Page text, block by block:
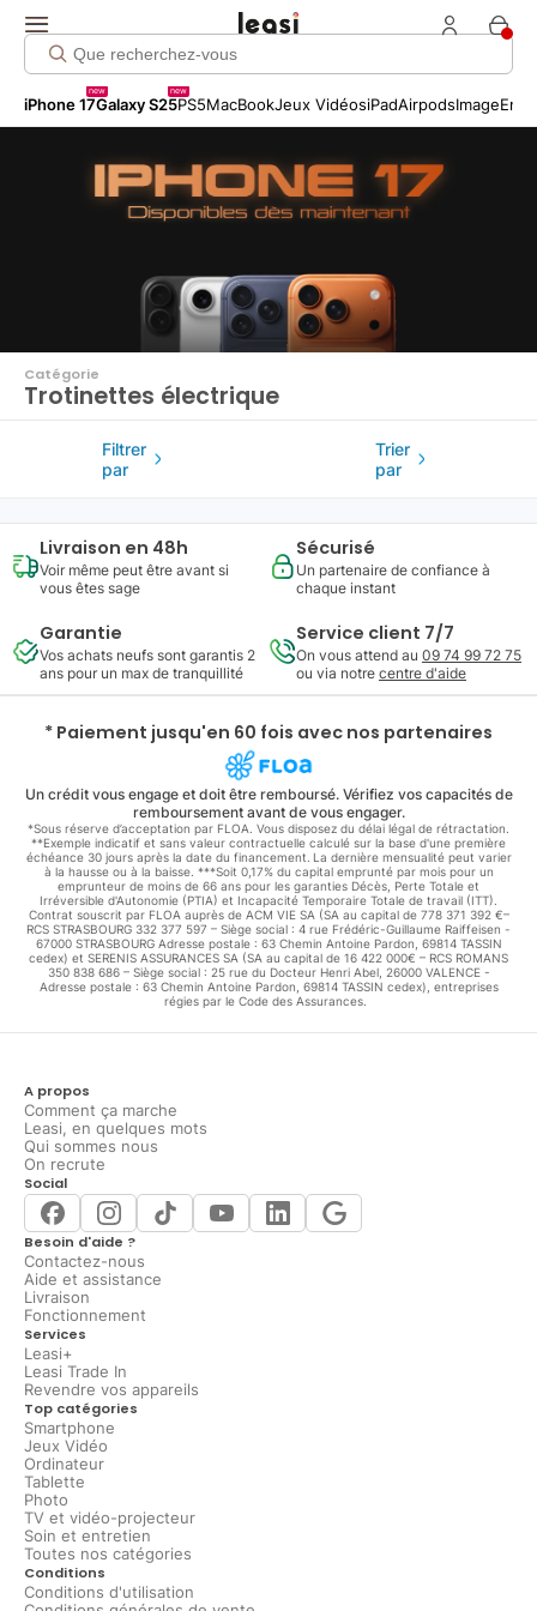
iPhone 17
new
Galaxy S25
new
PS5MacBookJeux VidéosiPadAirpodsImage
Click me!
Catégorie
Trotinettes électrique
Filtrer
par
Trier
par
Livraison en 48h
Voir même peut être avant si
vous êtes sage
Sécurisé
Un partenaire de confiance à
chaque instant
Garantie
Vos achats neufs sont garantis 2
ans pour un max de tranquillité
Service client 7/7
On vous attend au 09 74 99 72 75
ou via notre centre d'aide
* Paiement jusqu'en 60 fois avec nos partenaires
Un crédit vous engage et doit être remboursé. Vérifiez vos capacités de
remboursement avant de vous engager.
*Sous réserve d’acceptation par FLOA. Vous disposez du délai légal de rétractation.
**Exemple indicatif et sans valeur contractuelle calculé sur la base d'une première
échéance 30 jours après la date du financement. La dernière mensualité peut varier
à la hausse ou à la baisse. ***Soit 0,17% du capital emprunté par mois pour un
emprunteur de moins de 66 ans pour les garanties Décès, Perte Totale et
Irréversible d'Autonomie (PTIA) et Incapacité Temporaire Totale de travail (ITT).
Contrat souscrit par FLOA auprès de ACM VIE SA (SA au capital de 778 371 392 €–
RCS STRASBOURG 332 377 597 – Siège social : 4 rue Frédéric-Guillaume Raiffeisen -
67000 STRASBOURG Adresse postale : 63 Chemin Antoine Pardon, 69814 TASSIN
cedex) et SERENIS ASSURANCES SA (SA au capital de 16 422 000€ – RCS ROMANS
350 838 686 – Siège social : 25 rue du Docteur Henri Abel, 26000 VALENCE -
Adresse postale : 63 Chemin Antoine Pardon, 69814 TASSIN cedex), entreprises
régies par le Code des Assurances.
A propos
Comment ça marche
Leasi, en quelques mots
Qui sommes nous
On recrute
Social
Besoin d'aide ?
Contactez-nous
Aide et assistance
Livraison
Fonctionnement
Services
Leasi+
Leasi Trade In
Revendre vos appareils
Top catégories
Smartphone
Jeux Vidéo
Ordinateur
Tablette
Photo
TV et vidéo-projecteur
Soin et entretien
Toutes nos catégories
Conditions
Conditions d'utilisation